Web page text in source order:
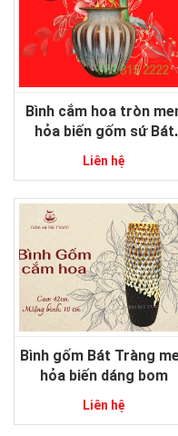
Bình cắm hoa tròn
hỏa biến gốm sứ Bát
Liên hệ
Bình gốm Bát Tràng
hỏa biến dáng bom
Liên hệ